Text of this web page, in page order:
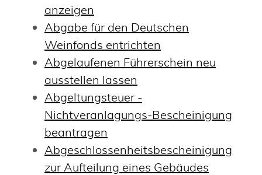
anzeigen
Abgabe für den Deutschen
Weinfonds entrichten
Abgelaufenen Führerschein neu
ausstellen lassen
Abgeltungsteuer -
Nichtveranlagungs-Bescheinigung
beantragen
Abgeschlossenheitsbescheinigung
zur Aufteilung eines Gebäudes